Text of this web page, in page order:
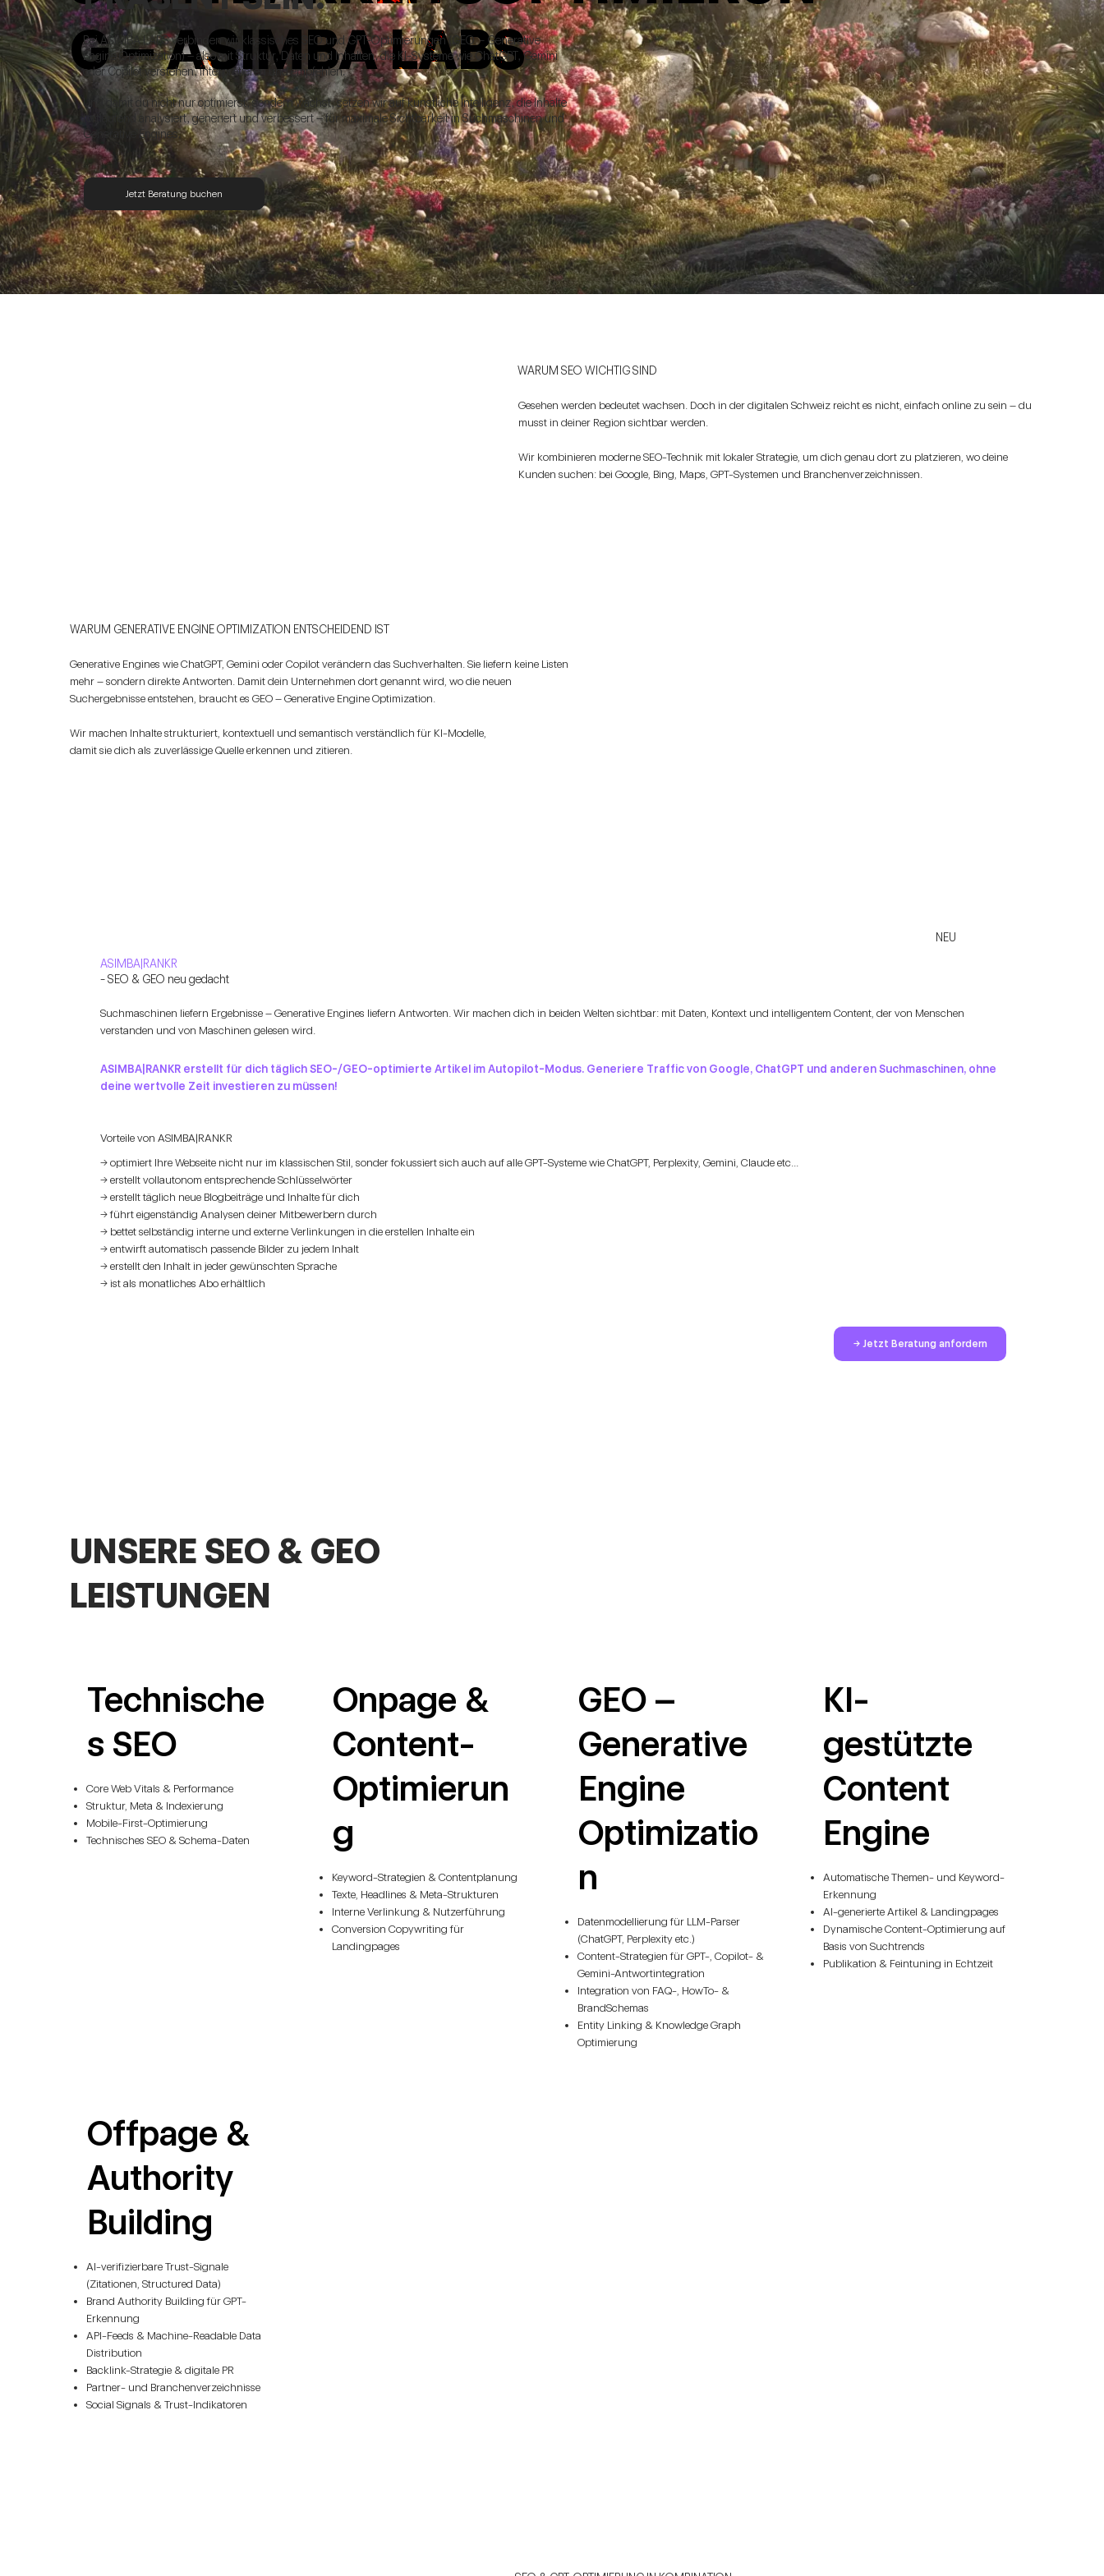
G – ASIMBA LABS
Bei ASIMBA LABS verbinden wir klassisches SEO und GPT-Optimierungen (GEO - Generative
Engine Optimization) – also mit Struktur, Daten und Inhalten, die KI-Systeme wie ChatGPT, Gemini
oder Copilot verstehen, interpretieren und empfehlen.
Und damit du nicht nur optimierst, sondern wächst, setzen wir auf künstliche Intelligenz, die Inhalte
fortlaufend analysiert, generiert und verbessert – für maximale Sichtbarkeit in Suchmaschinen und
Generative Engines.
Jetzt Beratung buchen
WARUM SEO WICHTIG SIND
Gesehen werden bedeutet wachsen. Doch in der digitalen Schweiz reicht es nicht, einfach online zu sein – du
musst in deiner Region sichtbar werden.
Wir kombinieren moderne SEO-Technik mit lokaler Strategie, um dich genau dort zu platzieren, wo deine
Kunden suchen: bei Google, Bing, Maps, GPT-Systemen und Branchenverzeichnissen.
WARUM GENERATIVE ENGINE OPTIMIZATION ENTSCHEIDEND IST
Generative Engines wie ChatGPT, Gemini oder Copilot verändern das Suchverhalten. Sie liefern keine Listen
mehr – sondern direkte Antworten. Damit dein Unternehmen dort genannt wird, wo die neuen
Suchergebnisse entstehen, braucht es GEO – Generative Engine Optimization.
Wir machen Inhalte strukturiert, kontextuell und semantisch verständlich für KI-Modelle,
damit sie dich als zuverlässige Quelle erkennen und zitieren.
NEU
ASIMBA|RANKR
- SEO & GEO neu gedacht
Suchmaschinen liefern Ergebnisse – Generative Engines liefern Antworten. Wir machen dich in beiden Welten sichtbar: mit Daten, Kontext und intelligentem Content, der von Menschen
verstanden und von Maschinen gelesen wird.
ASIMBA|RANKR erstellt für dich täglich SEO-/GEO-optimierte Artikel im Autopilot-Modus. Generiere Traffic von Google, ChatGPT und anderen Suchmaschinen, ohne
deine wertvolle Zeit investieren zu müssen!
Vorteile von ASIMBA|RANKR
→ optimiert Ihre Webseite nicht nur im klassischen Stil, sonder fokussiert sich auch auf alle GPT-Systeme wie ChatGPT, Perplexity, Gemini, Claude etc...
→ erstellt vollautonom entsprechende Schlüsselwörter
→ erstellt täglich neue Blogbeiträge und Inhalte für dich
→ führt eigenständig Analysen deiner Mitbewerbern durch
→ bettet selbständig interne und externe Verlinkungen in die erstellen Inhalte ein
→ entwirft automatisch passende Bilder zu jedem Inhalt
→ erstellt den Inhalt in jeder gewünschten Sprache
→ ist als monatliches Abo erhältlich
→ Jetzt Beratung anfordern
UNSERE SEO & GEO
LEISTUNGEN
Technische
s SEO
Core Web Vitals & Performance
Struktur, Meta & Indexierung
Mobile-First-Optimierung
Technisches SEO & Schema-Daten
Onpage &
Content-
Optimierun
g
Keyword-Strategien & Contentplanung
Texte, Headlines & Meta-Strukturen
Interne Verlinkung & Nutzerführung
Conversion Copywriting für
Landingpages
GEO –
Generative
Engine
Optimizatio
n
Datenmodellierung für LLM-Parser
(ChatGPT, Perplexity etc.)
Content-Strategien für GPT-, Copilot- &
Gemini-Antwortintegration
Integration von FAQ-, HowTo- &
BrandSchemas
Entity Linking & Knowledge Graph
Optimierung
KI-
gestützte
Content
Engine
Automatische Themen- und Keyword-
Erkennung
AI-generierte Artikel & Landingpages
Dynamische Content-Optimierung auf
Basis von Suchtrends
Publikation & Feintuning in Echtzeit
Offpage &
Authority
Building
AI-verifizierbare Trust-Signale
(Zitationen, Structured Data)
Brand Authority Building für GPT-
Erkennung
API-Feeds & Machine-Readable Data
Distribution
Backlink-Strategie & digitale PR
Partner- und Branchenverzeichnisse
Social Signals & Trust-Indikatoren